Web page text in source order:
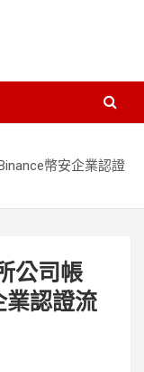
幣安企業認證
公司帳
業認證流